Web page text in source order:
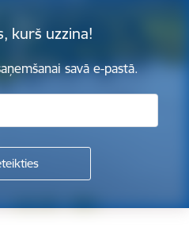
kurš uzzina!
savā e-pastā.